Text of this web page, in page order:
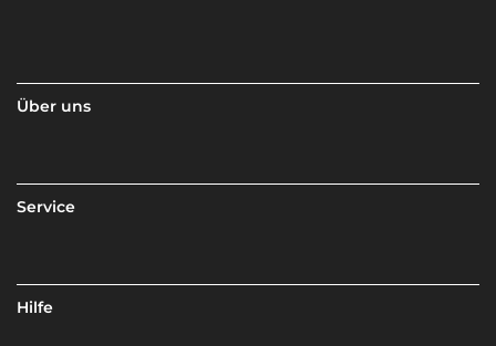
Über uns
Service
Hilfe